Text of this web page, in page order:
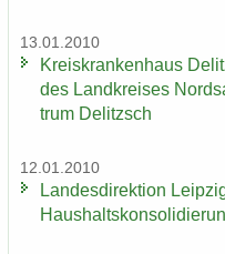
13.01.2010
Kreis­kran­ken­haus
des Land­krei­ses
trum De­litzsch
12.01.2010
Lan­des­di­rek­ti­on